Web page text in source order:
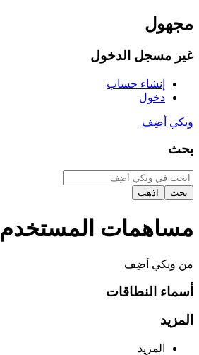
مجهول
غير مسجل الدخول
إنشاء حساب
دخول
ويكي أضِف
بحث
مساهمات المستخدم
من ويكي أضِف
أسماء النطاقات
المزيد
المزيد